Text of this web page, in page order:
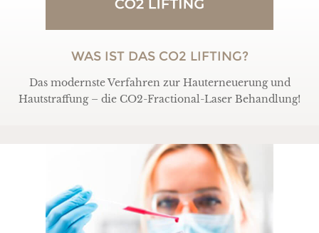
WAS IST DAS CO2 LIFTING?
Das modernste Verfahren zur Hauterneuerung und
Hautstraffung – die CO2-Fractional-Laser Behandlung!